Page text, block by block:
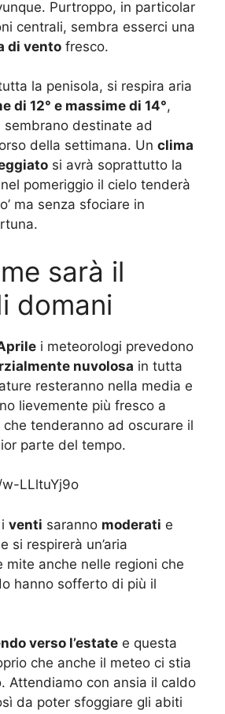
Purtroppo, in particolar
centrali, sembra esserci una
di vento fresco.
la penisola, si respira aria
di 12° e massime di 14°,
destinate ad
della settimana. Un clima
si avrà soprattutto la
pomeriggio il cielo tenderà
ma senza sfociare in
sarà il
domani
i meteorologi prevedono
nuvolosa in tutta
resteranno nella media e
lievemente più fresco a
tenderanno ad oscurare il
parte del tempo.
LLltuYj9o
venti saranno moderati e
si respirerà un’aria
mite anche nelle regioni che
hanno sofferto di più il
verso l’estate e questa
che anche il meteo ci stia
Attendiamo con ansia il caldo
da poter sfoggiare gli abiti